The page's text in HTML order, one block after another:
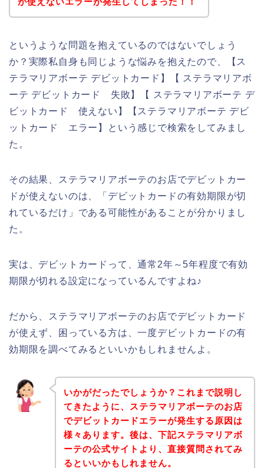
というような問題を抱えているのではないでしょう
か？実際私自身も同じような悩みを抱えたので、【ス
テラマリアボーテ デビットカード】【 ステラマリアボ
ーテ デビットカード 失敗】【 ステラマリアボーテ デ
ビットカード 使えない】【ステラマリアボーテ デビ
ットカード エラー】という感じで検索をしてみまし
た。
その結果、ステラマリアボーテのお店でデビットカー
ドが使えないのは、「デビットカードの有効期限が切
れているだけ」である可能性があることが分かりまし
た。
実は、デビットカードって、通常2年～5年程度で有効
期限が切れる設定になっているんですよね♪
だから、ステラマリアボーテのお店でデビットカード
が使えず、困っている方は、一度デビットカードの有
効期限を調べてみるといいかもしれませんよ。
いかがだったでしょうか？これまで説明し
てきたように、ステラマリアボーテのお店
でデビットカードエラーが発生する原因は
様々あります。後は、下記ステラマリアボ
ーテの公式サイトより、直接質問されてみ
るといいかもしれません。